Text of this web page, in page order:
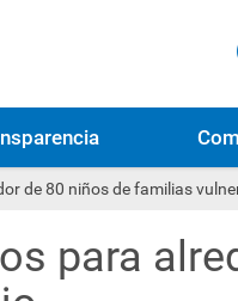
de 80 niños de familias
para